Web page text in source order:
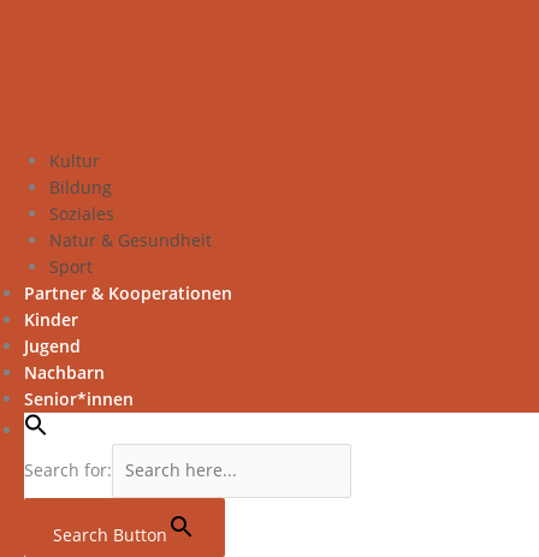
Kultur
Bildung
Soziales
Natur & Gesundheit
Sport
Partner & Kooperationen
Kinder
Jugend
Nachbarn
Senior*innen
Search for:
Search Button